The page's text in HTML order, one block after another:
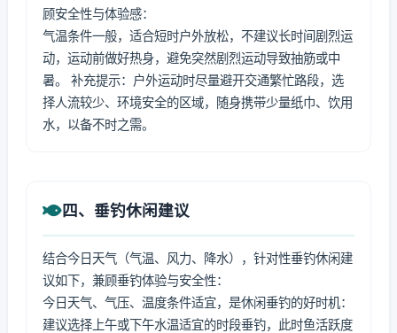
顾安全性与体验感：
气温条件一般，适合短时户外放松，不建议长时间剧烈运
动，运动前做好热身，避免突然剧烈运动导致抽筋或中
暑。 补充提示：户外运动时尽量避开交通繁忙路段，选
择人流较少、环境安全的区域，随身携带少量纸巾、饮用
水，以备不时之需。
四、垂钓休闲建议
结合今日天气（气温、风力、降水），针对性垂钓休闲建
议如下，兼顾垂钓体验与安全性：
今日天气、气压、温度条件适宜，是休闲垂钓的好时机：
建议选择上午或下午水温适宜的时段垂钓，此时鱼活跃度